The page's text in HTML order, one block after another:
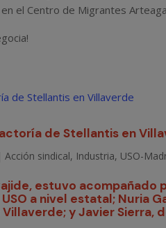
el Centro de Migrantes
de Stellantis en
|Acción sindical, Industria, USO-
estuvo acompañado
a nivel estatal; Nuria
y Javier Sierra,